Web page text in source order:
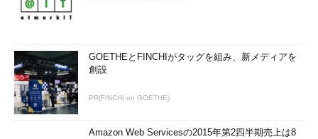
GOETHEとFINCHIがタッグを組み、新メディアを
創設
PR(FINCHI on GOETHE)
Amazon Web Servicesの2015年第2四半期売上は8